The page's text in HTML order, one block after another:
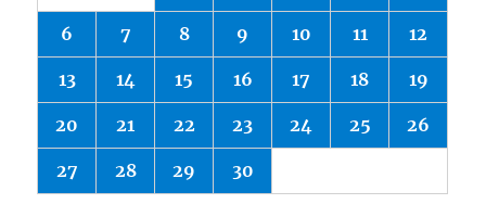
6 7 8 9 10 11 12
13 14 15 16 17 18 19
20 21 22 23 24 25 26
27 28 29 30